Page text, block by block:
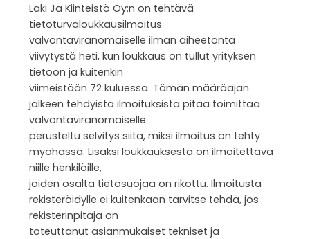
Laki Ja Kiinteistö Oy:n on tehtävä
tietoturvaloukkausilmoitus
valvontaviranomaiselle ilman aiheetonta
viivytystä heti, kun loukkaus on tullut yrityksen
tietoon ja kuitenkin
viimeistään 72 kuluessa. Tämän määräajan
jälkeen tehdyistä ilmoituksista pitää toimittaa
valvontaviranomaiselle
perusteltu selvitys siitä, miksi ilmoitus on tehty
myöhässä. Lisäksi loukkauksesta on ilmoitettava
niille henkilöille,
joiden osalta tietosuojaa on rikottu. Ilmoitusta
rekisteröidylle ei kuitenkaan tarvitse tehdä, jos
rekisterinpitäjä on
toteuttanut asianmukaiset tekniset ja